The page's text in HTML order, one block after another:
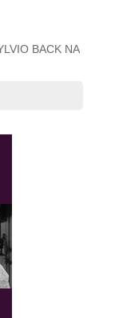
BACK NA